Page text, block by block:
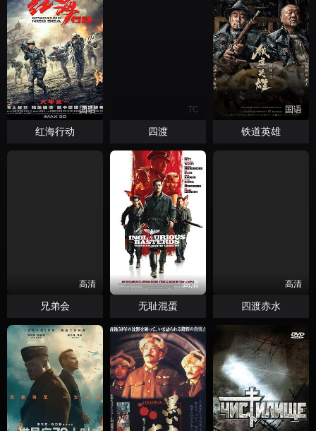
国语
红海行动
TC
四渡
国语
铁道英雄
高清
兄弟会
高清
无耻混蛋
高清
四渡赤水